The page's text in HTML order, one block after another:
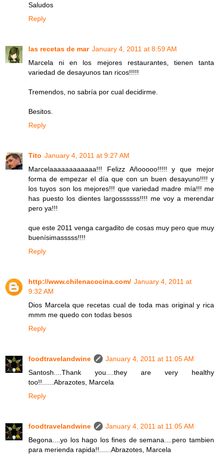
Saludos
Reply
las recetas de mar January 4, 2011 at 8:59 AM
Marcela ni en los mejores restaurantes, tienen tanta
variedad de desayunos tan ricos!!!!!
Tremendos, no sabría por cual decidirme.
Besitos.
Reply
Tito January 4, 2011 at 9:27 AM
Marcelaaaaaaaaaaaa!!! Felizz Añooooo!!!!! y que mejor
forma de empezar el día que con un buen desayuno!!!! y
los tuyos son los mejores!!! que variedad madre mía!!! me
has puesto los dientes largossssss!!!! me voy a merendar
pero ya!!!
que este 2011 venga cargadito de cosas muy pero que muy
buenísimasssss!!!!
Reply
http://www.chilenacocina.com/ January 4, 2011 at
9:32 AM
Dios Marcela que recetas cual de toda mas original y rica
mmm me quedo con todas besos
Reply
foodtravelandwine
January 4, 2011 at 11:05 AM
Santosh....Thank you....they are very healthy
too!!......Abrazotes, Marcela
Reply
foodtravelandwine
January 4, 2011 at 11:05 AM
Begona....yo los hago los fines de semana....pero tambien
para merienda rapida!!......Abrazotes, Marcela